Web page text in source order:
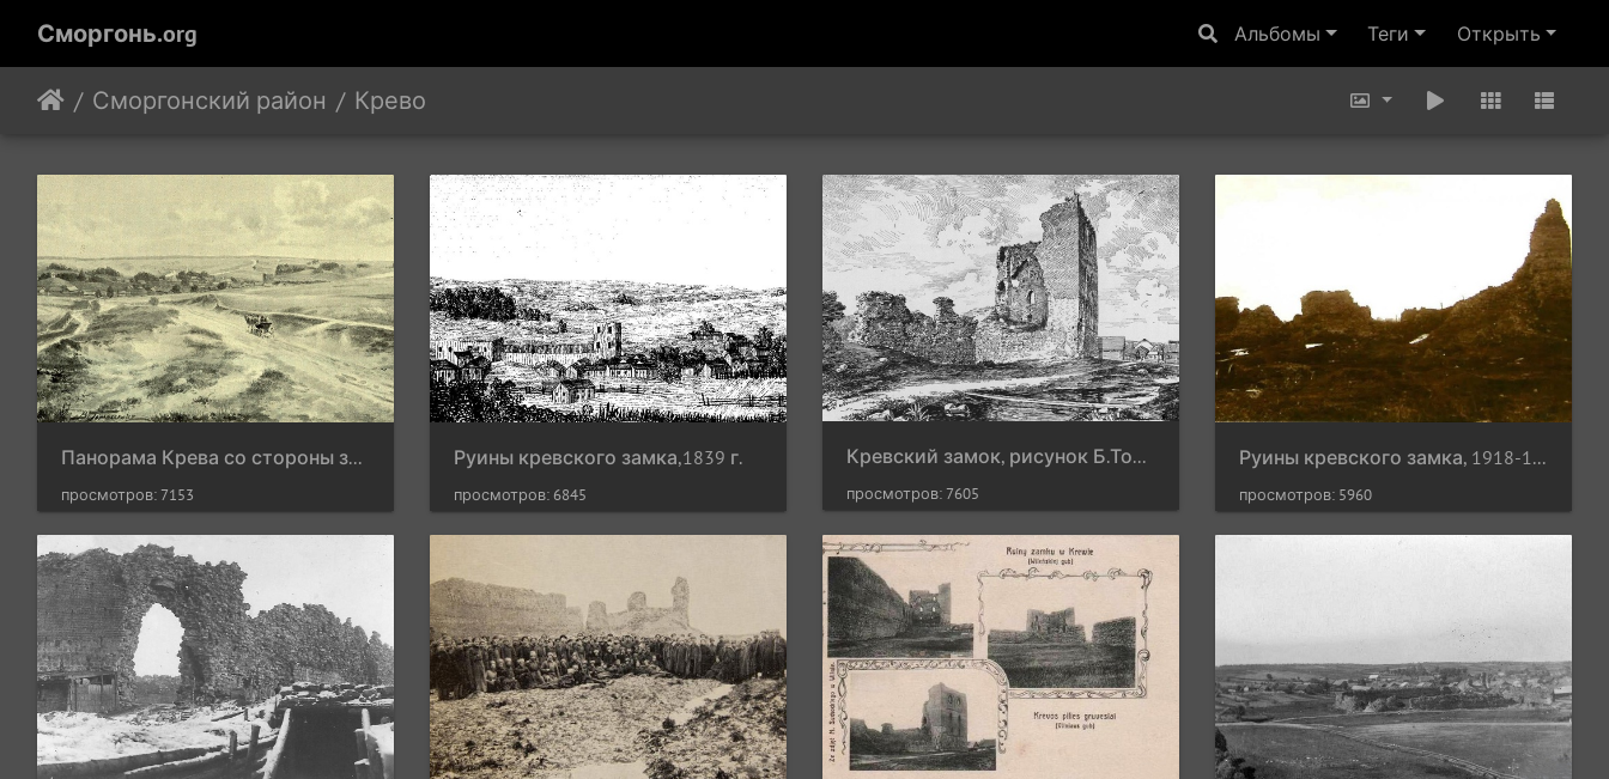
Сморгонь.org Альбомы Теги Открыть
Сморгонский район Крево
Панорама Крева со стороны запада, 1890-1896 гг.
просмотров: 7153
Руины кревского замка,1839 г.
просмотров: 6845
Кревский замок, рисунок Б.Томашевич, июль1896 г.
просмотров: 7605
Руины кревского замка, 1918-1930 гг.
просмотров: 5960